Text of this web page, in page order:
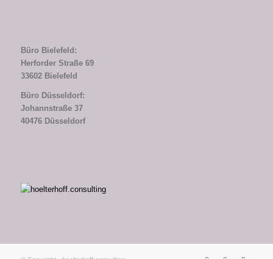
Büro Bielefeld:
Herforder Straße 69
33602 Bielefeld
Büro Düsseldorf:
Johannstraße 37
40476 Düsseldorf